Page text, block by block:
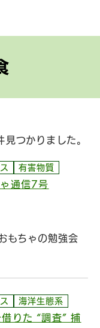
見つかりました。
有害物質
通信7号
もちゃの勉強会
海洋生態系
借りた “調査” 捕